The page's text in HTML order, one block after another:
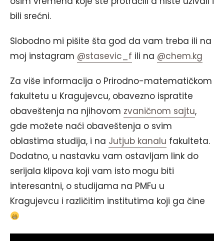
bili srećni.
Slobodno mi pišite šta god da vam treba ili na
moj instagram @stasevic_f ili na @chem.kg
Za više informacija o Prirodno-matematičkom
fakultetu u Kragujevcu, obavezno ispratite
obaveštenja na njihovom zvaničnom sajtu,
gde možete naći obaveštenja o svim
oblastima studija, i na Jutjub kanalu fakulteta.
Dodatno, u nastavku vam ostavljam link do
serijala klipova koji vam isto mogu biti
interesantni, o studijama na PMFu u
Kragujevcu i različitim institutima koji ga čine